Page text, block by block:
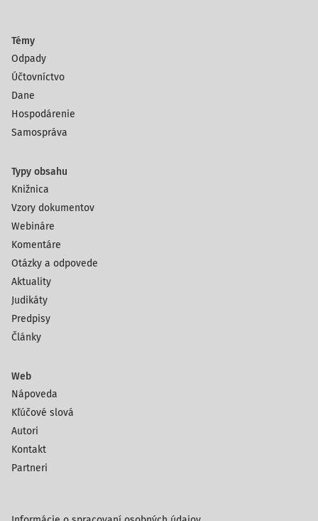
Témy
Odpady
Účtovníctvo
Dane
Hospodárenie
Samospráva
Typy obsahu
Knižnica
Vzory dokumentov
Webináre
Komentáre
Otázky a odpovede
Aktuality
Judikáty
Predpisy
Články
Web
Nápoveda
Kľúčové slová
Autori
Kontakt
Partneri